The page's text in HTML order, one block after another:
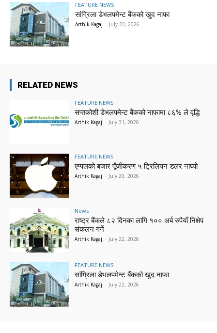
FEATURE NEWS
सांग्रिला डेभलपमेन्ट बैंकको खुद नाफा
Arthik Kagaj - July 22, 2026
RELATED NEWS
FEATURE NEWS
सप्तकोशी डेभलपमेन्ट बैंकको नाफामा ८६% ले वृद्धि
Arthik Kagaj - July 31, 2026
FEATURE NEWS
एप्पलको बजार पूँजीकरण ५ ट्रिलियन डलर नाघ्यो
Arthik Kagaj - July 29, 2026
News
राष्ट्र बैंकले ८२ दिनका लागि १०० अर्ब रुपैयाँ निक्षेप
संकलन गर्ने
Arthik Kagaj - July 22, 2026
FEATURE NEWS
सांग्रिला डेभलपमेन्ट बैंकको खुद नाफा
Arthik Kagaj - July 22, 2026